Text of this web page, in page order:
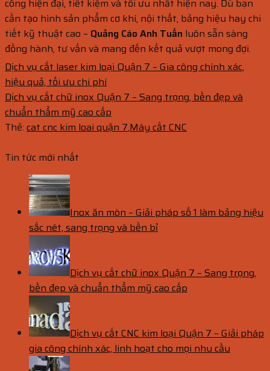
công hiện đại, tiết kiệm và tối ưu nhất hiện nay. Dù bạn
cần tạo hình sản phẩm cơ khí, nội thất, bảng hiệu hay chi
tiết kỹ thuật cao – Quảng Cáo Anh Tuấn luôn sẵn sàng
đồng hành, tư vấn và mang đến kết quả vượt mong đợi.
Dịch vụ cắt laser kim loại Quận 7 – Gia công chính xác,
hiệu quả, tối ưu chi phí
Dịch vụ cắt chữ inox Quận 7 – Sang trọng, bền đẹp và
chuẩn thẩm mỹ cao cấp
Thẻ: cat cnc kim loai quận 7,Máy cắt CNC
Tin tức mới nhất
Inox ăn mòn – Giải pháp số 1 làm bảng hiệu
sắc nét, sang trọng và bền bỉ
Dịch vụ cắt chữ inox Quận 7 – Sang trọng,
bền đẹp và chuẩn thẩm mỹ cao cấp
Dịch vụ cắt CNC kim loại Quận 7 – Giải pháp
gia công chính xác, linh hoạt cho mọi nhu cầu